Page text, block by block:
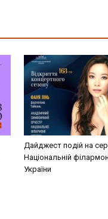
Дайджест подій на
Національній
України